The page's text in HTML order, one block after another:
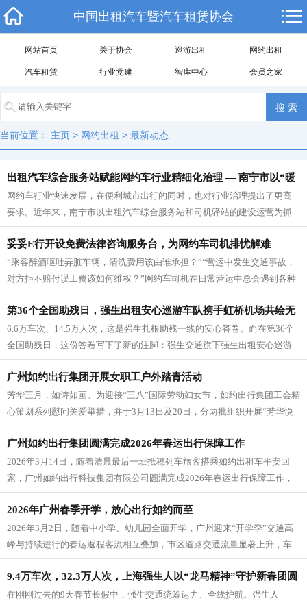
中国出租汽车暨汽车租赁协会
网站首页 关于协会 巡游出租 网约出租
汽车租赁 行业党建 智库中心 会员之家
当前位置： 主页 > 网约出租 > 最新动态
出租汽车综合服务站赋能网约车行业精细化治理 — 南宁市以“暖
心港湾”书写民生答卷
网约车行业快速发展，在便利城市出行的同时，也对行业治理提出了更高
要求。近年来，南宁市以出租汽车综合服务站和司机驿站的建设运营为抓
手，积极探索“以服务促治理，以关...
妥妥E行开设免费法律咨询服务台，为网约车司机排忧解难
“乘客醉酒呕吐弄脏车辆，清洗费用该由谁承担？”“营运中发生交通事故，
对方拒不赔付误工费该如何维权？”网约车司机在日常营运中总会遇到各种
各样的纠纷难题，不少司机因...
第36个全国助残日，强生出租安心巡游车队携手虹桥机场共绘无
碍出行的暖心新画卷
6.6万车次、14.5万人次，这是强生扎根助残一线的安心答卷。而在第36个
全国助残日，这份答卷写下了新的注脚：强生交通旗下强生出租安心巡游
车队再次携手虹桥机场相...
广州如约出行集团开展女职工户外踏青活动
芳华三月，如诗如画。为迎接“三八”国际劳动妇女节，如约出行集团工会精
心策划系列慰问关爱举措，并于3月13日及20日，分两批组织开展“芳华悦
己 美好如约”主题户外...
广州如约出行集团圆满完成2026年春运出行保障工作
2026年3月14日，随着清晨最后一班抵穗列车旅客搭乘如约出租车平安回
家，广州如约出行科技集团有限公司圆满完成2026年春运出行保障工作，
为这场历时40天的大考...
2026年广州春季开学，放心出行如约而至
2026年3月2日，随着中小学、幼儿园全面开学，广州迎来“开学季”交通高
峰与持续进行的春运返程客流相互叠加，市区道路交通流量显著上升，车
流、人流密集交织。为确保...
9.4万车次，32.3万人次，上海强生人以“龙马精神”守护新春团圆
路
在刚刚过去的9天春节长假中，强生交通统筹运力、全线护航。强生人